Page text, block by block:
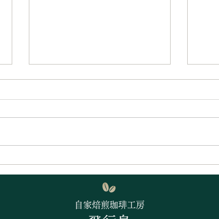
8月！ 今月の営業日は
自家焙煎珈琲工房